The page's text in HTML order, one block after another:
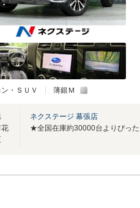
・ＳＵＶ 薄銀Ｍ
ネクステージ 幕張店